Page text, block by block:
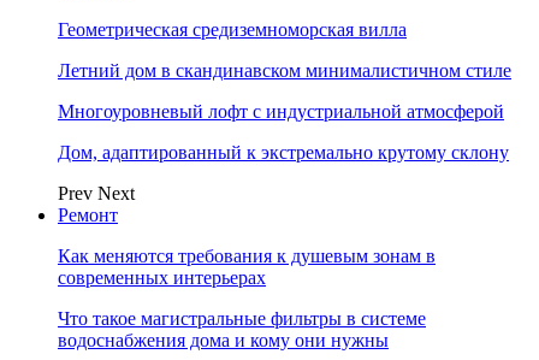
Геометрическая средиземноморская вилла
Летний дом в скандинавском минималистичном стиле
Многоуровневый лофт с индустриальной атмосферой
Дом, адаптированный к экстремально крутому склону
Prev Next
Ремонт
Как меняются требования к душевым зонам в
современных интерьерах
Что такое магистральные фильтры в системе
водоснабжения дома и кому они нужны